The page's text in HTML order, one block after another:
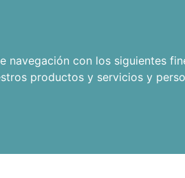
navegación con los siguientes
productos y servicios y